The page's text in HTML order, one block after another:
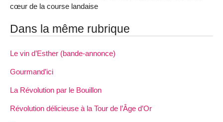
cœur de la course landaise
Dans la même rubrique
Le vin d’Esther (bande-annonce)
Gourmand’ici
La Révolution par le Bouillon
Révolution délicieuse à la Tour de l’Âge d’Or